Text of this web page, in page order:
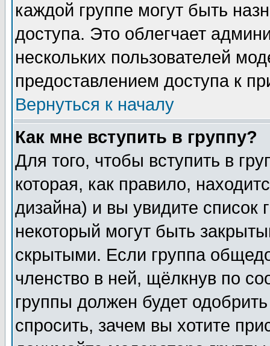
каждой группе могут быть
доступа. Это облегчает
нескольких пользователей
предоставлением доступа к
Вернуться к началу
Как мне вступить в группу?
Для того, чтобы вступить в
которая, как правило,
дизайна) и вы увидите список
некоторый могут быть
скрытыми. Если группа
членство в ней, щёлкнув по
группы должен будет
спросить, зачем вы хотите